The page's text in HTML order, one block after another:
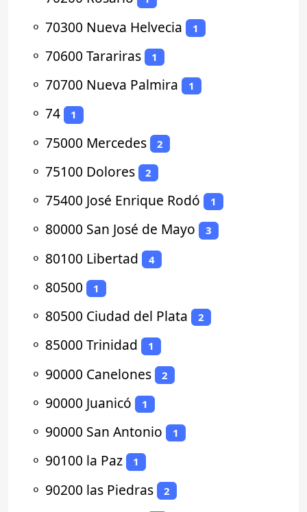
⚬ 70300 Nueva Helvecia 1
⚬ 70600 Tarariras 1
⚬ 70700 Nueva Palmira 1
⚬ 74 1
⚬ 75000 Mercedes 2
⚬ 75100 Dolores 2
⚬ 75400 José Enrique Rodó 1
⚬ 80000 San José de Mayo 3
⚬ 80100 Libertad 4
⚬ 80500 1
⚬ 80500 Ciudad del Plata 2
⚬ 85000 Trinidad 1
⚬ 90000 Canelones 2
⚬ 90000 Juanicó 1
⚬ 90000 San Antonio 1
⚬ 90100 la Paz 1
⚬ 90200 las Piedras 2